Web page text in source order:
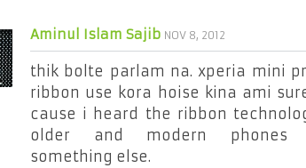
Aminul Islam Sajib NOV 8, 2012
thik bolte parlam na. xperia mini
ribbon use kora hoise kina ami
cause i heard the ribbon
older and modern phones
something else.